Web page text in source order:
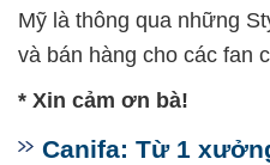
Mỹ là thông qua những
và bán hàng cho các fan
* Xin cảm ơn bà!
Canifa: Từ 1